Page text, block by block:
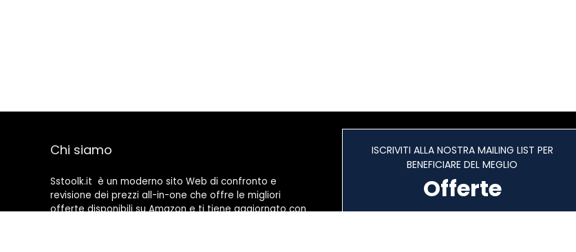
Chi siamo
Sstoolk.it è un moderno sito Web di confronto e
revisione dei prezzi all-in-one che offre le migliori
offerte disponibili su Amazon e ti tiene aggiornato con
ISCRIVITI ALLA NOSTRA MAILING LIST PER
BENEFICIARE DEL MEGLIO
Offerte